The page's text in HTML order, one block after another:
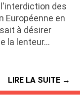
des
Européenne en
à désirer
la lenteur…
LIRE LA SUITE →